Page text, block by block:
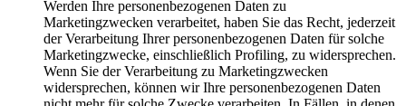
Werden Ihre personenbezogenen Daten zu
Marketingzwecken verarbeitet, haben Sie das Recht, jederzeit
der Verarbeitung Ihrer personenbezogenen Daten für solche
Marketingzwecke, einschließlich Profiling, zu widersprechen.
Wenn Sie der Verarbeitung zu Marketingzwecken
widersprechen, können wir Ihre personenbezogenen Daten